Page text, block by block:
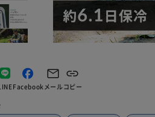
Facebookメールコピー